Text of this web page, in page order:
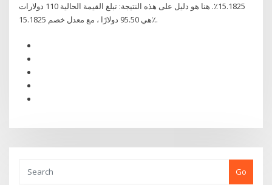
15.1825٪. هنا هو دليل على هذه النتيجة: تبلغ القيمة الحالية 110 دولارات
هي 95.50 دولارًا ، مع معدل خصم 15.1825٪.
Go